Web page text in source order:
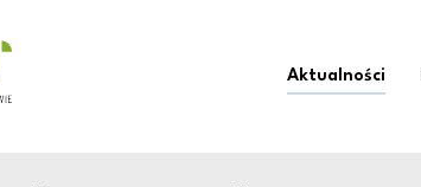
projektu
Ośrodek Kultury i Sportu w Żukowie
Aktualności